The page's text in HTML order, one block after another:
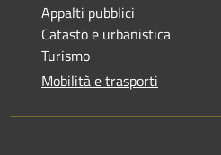
Appalti pubblici
Catasto e urbanistica
Turismo
Mobilità e trasporti